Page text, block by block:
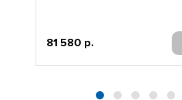
81 580 р.